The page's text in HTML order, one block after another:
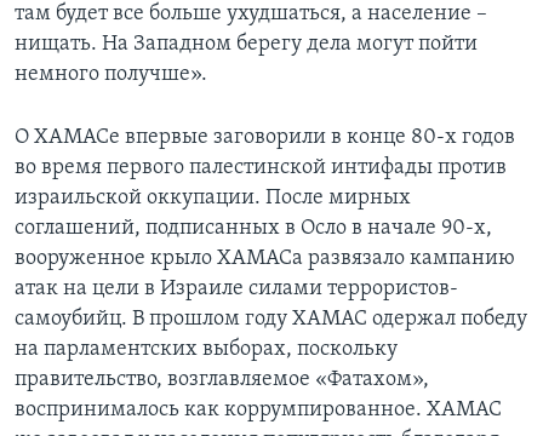
там будет все больше ухудшаться, а население –
нищать. На Западном берегу дела могут пойти
немного получше».
О ХАМАСе впервые заговорили в конце 80-х годов
во время первого палестинской интифады против
израильской оккупации. После мирных
соглашений, подписанных в Осло в начале 90-х,
вооруженное крыло ХАМАСа развязало кампанию
атак на цели в Израиле силами террористов-
самоубийц. В прошлом году ХАМАС одержал победу
на парламентских выборах, поскольку
правительство, возглавляемое «Фатахом»,
воспринималось как коррумпированное. ХАМАС